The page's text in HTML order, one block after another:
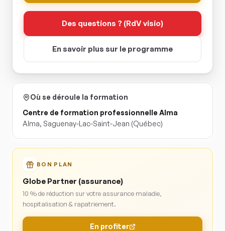
Des questions ? (RdV visio)
En savoir plus sur le programme
Où se déroule la formation
Centre de formation professionnelle Alma
Alma, Saguenay-Lac-Saint-Jean (Québec)
BON PLAN
Globe Partner (assurance)
10 % de réduction sur votre assurance maladie,
hospitalisation & rapatriement.
En profiter